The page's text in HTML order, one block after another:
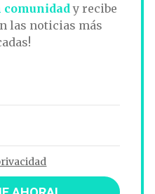
comunidad y recibe
las noticias más